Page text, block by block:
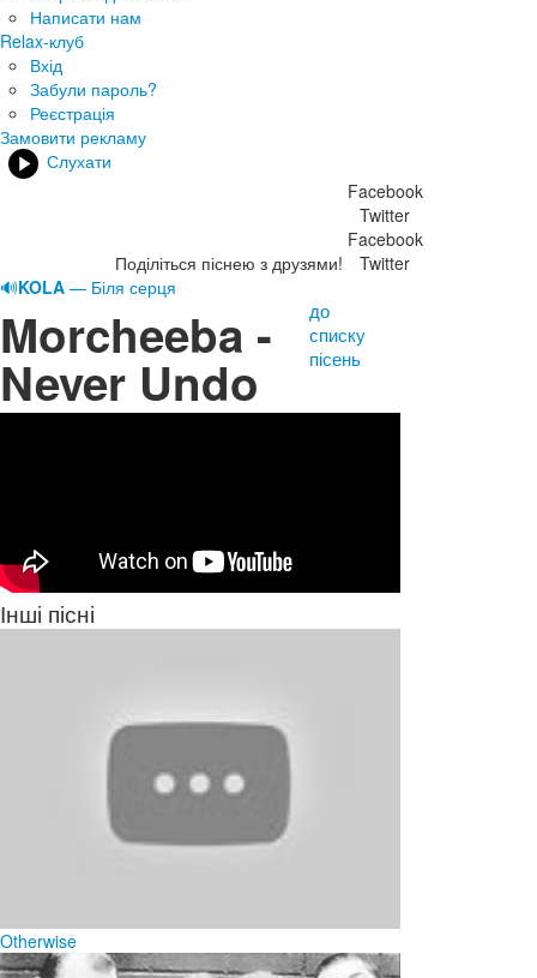
Написати нам
Relax-клуб
Вхід
Забули пароль?
Реєстрація
Замовити рекламу
Слухати
Поділіться піснею з друзями!
Facebook
Twitter
Facebook
Twitter
🔊KOLA — Біля серця
Morcheeba -
Never Undo
до
списку
пісень
Інші пісні
Otherwise